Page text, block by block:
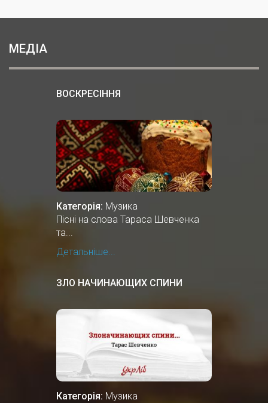
МЕДІА
ВОСКРЕСІННЯ
Категорія: Музика
Пісні на слова Тараса Шевченка
та...
Детальніше...
ЗЛО НАЧИНАЮЩИХ СПИНИ
Категорія: Музика